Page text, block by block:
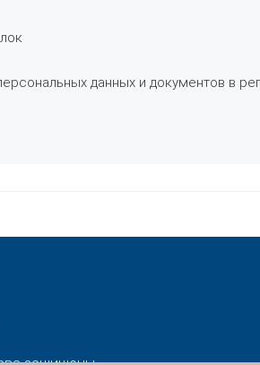
данных и документов в